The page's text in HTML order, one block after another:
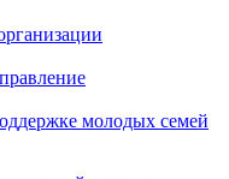
молодых семей